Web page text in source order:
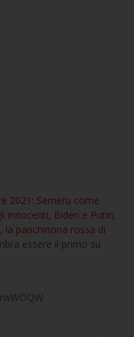
2021: Semeru come
innocenti, Biden e Putin,
panchinona rossa di
essere il primo su